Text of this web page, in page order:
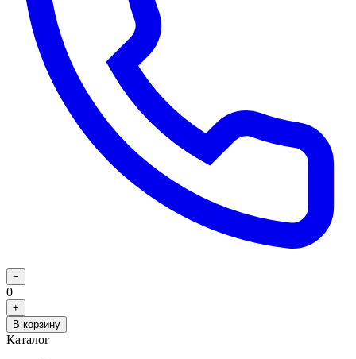
−
0
+
В корзину
Каталог